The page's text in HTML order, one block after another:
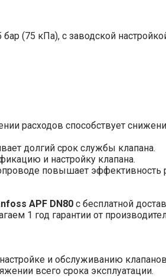
(75 кПа), с заводской
расходов способствует
долгий срок службы клапана.
и настройку клапана.
повышает эффективность
APF DN80 с бесплатной
1 год гарантии от
и обслуживанию
всего срока эксплуатации.